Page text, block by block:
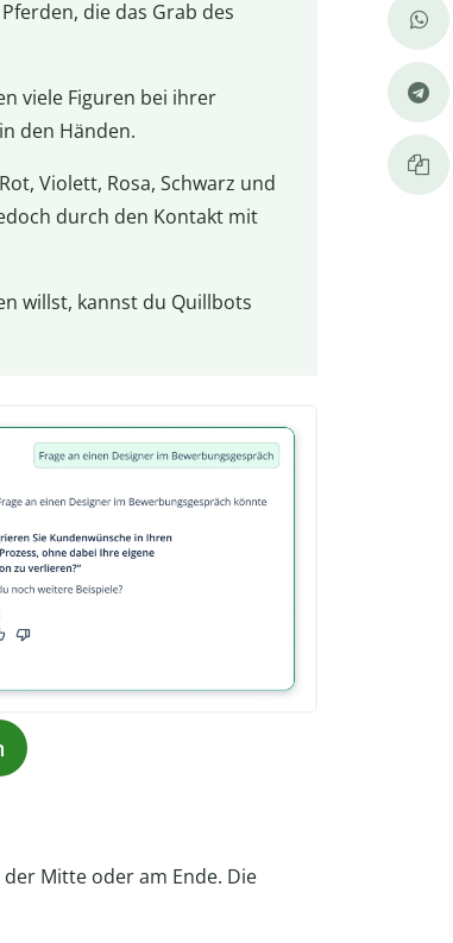
die das Grab des
viele Figuren bei ihrer
den Händen.
Violett, Rosa, Schwarz und
durch den Kontakt mit
willst, kannst du Quillbots
der Mitte oder am Ende. Die